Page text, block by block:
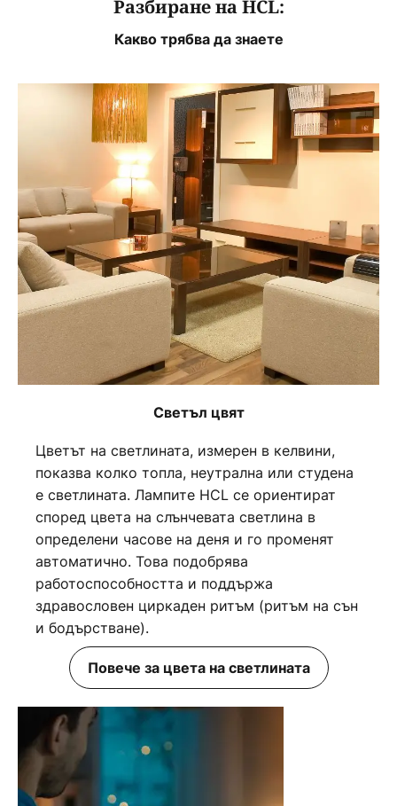
Разбиране на HCL:
Какво трябва да знаете
Светъл цвят
Цветът на светлината, измерен в келвини,
показва колко топла, неутрална или студена
е светлината. Лампите HCL се ориентират
според цвета на слънчевата светлина в
определени часове на деня и го променят
автоматично. Това подобрява
работоспособността и поддържа
здравословен циркаден ритъм (ритъм на сън
и бодърстване).
Повече за цвета на светлината